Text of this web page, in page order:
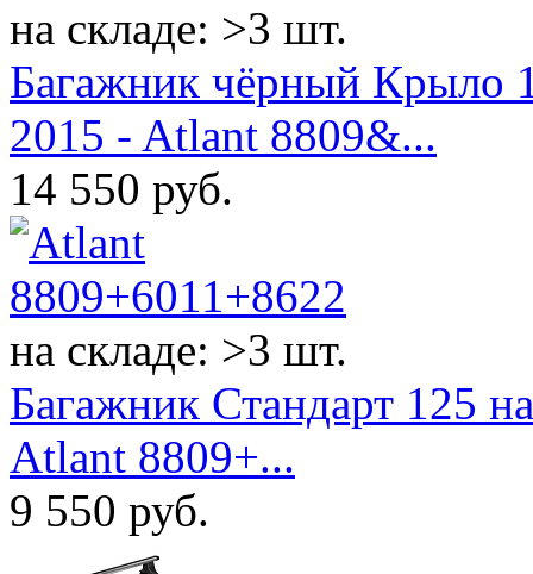
на складе: >3 шт.
Багажник чёрный Крыло
2015 - Atlant 8809&...
14 550 руб.
на складе: >3 шт.
Багажник Стандарт 125
Atlant 8809+...
9 550 руб.